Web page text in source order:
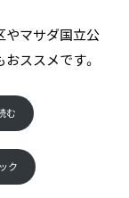
やマサダ国立公
ススメです。
む
ク